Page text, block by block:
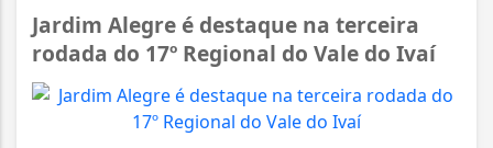
Jardim Alegre é destaque na terceira
rodada do 17º Regional do Vale do Ivaí